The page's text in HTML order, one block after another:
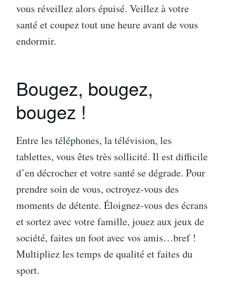
vous réveillez alors épuisé. Veillez à votre
santé et coupez tout une heure avant de vous
endormir.
Bougez, bougez,
bougez !
Entre les téléphones, la télévision, les
tablettes, vous êtes très sollicité. Il est difficile
d’en décrocher et votre santé se dégrade. Pour
prendre soin de vous, octroyez-vous des
moments de détente. Éloignez-vous des écrans
et sortez avec votre famille, jouez aux jeux de
société, faites un foot avec vos amis…bref !
Multipliez les temps de qualité et faites du
sport.